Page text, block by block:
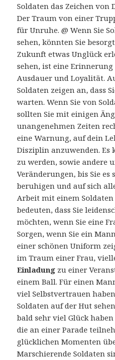
Soldaten das Zeichen von
Der Traum von einer
für Unruhe. @ Wenn Sie
sehen, könnten Sie
Zukunft etwas Unglück
sehen, ist eine
Ausdauer und Loyalität.
Soldaten zeigen an, dass
warten. Wenn Sie von
sollten Sie mit einigen
unangenehmen Zeiten
eine Warnung, auf dein
Disziplin anzuwenden. Es
zu werden, sowie andere
Veränderungen, bis Sie
beruhigen und auf sich
Arbeit mit einem
bedeuten, dass Sie
möchten, wenn Sie eine
Sorgen, wenn Sie ein
einer schönen Uniform
im Traum einer Frau,
Einladung zu einer
einem Ball. Für einen
viel Selbstvertrauen
Soldaten auf der Hut
bald sehr viel Glück
die an einer Parade
glücklichen Momenten
Marschierende Soldaten